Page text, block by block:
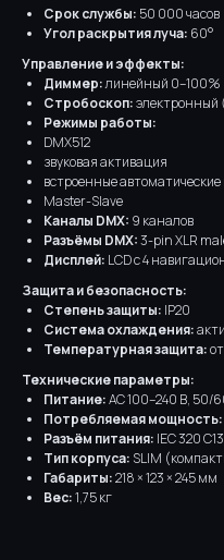
Срок службы: 50 000 часов
Угол раскрытия луча: 60°
Управление и эффекты:
Диммер:линейный 0–100%
Стробоскоп:электронный
Режимы работы:
DMX512
звуковая активация
встроенные
Master-Slave
Каналы DMX: 9 каналов
Разъёмы DMX:3-pin XLR
Дисплей: LCD с 4
Защита и безопасность:
Степень защиты: IP20
Система охлаждения:
Температурная защита:
Технические параметры:
Питание:AC 100–240 В, 50/
Потребляемая мощность:
Разъём питания: IEC 320
Тип корпуса: SLIM
Габариты:218 × 123 × 245 мм
Вес:1,75 кг